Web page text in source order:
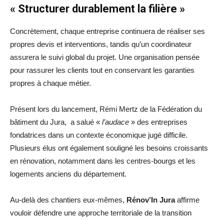
« Structurer durablement la filière »
Concrètement, chaque entreprise continuera de réaliser ses
propres devis et interventions, tandis qu’un coordinateur
assurera le suivi global du projet. Une organisation pensée
pour rassurer les clients tout en conservant les garanties
propres à chaque métier.
Présent lors du lancement, Rémi Mertz de la Fédération du
bâtiment du Jura, a salué « l’audace » des entreprises
fondatrices dans un contexte économique jugé difficile.
Plusieurs élus ont également souligné les besoins croissants
en rénovation, notamment dans les centres-bourgs et les
logements anciens du département.
Au-delà des chantiers eux-mêmes, Rénov’In Juraaffirme
vouloir défendre une approche territoriale de la transition